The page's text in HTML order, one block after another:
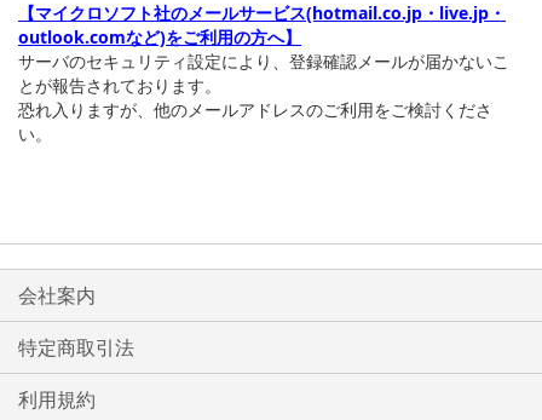
【マイクロソフト社のメールサービス(hotmail.co.jp・live.jp・
outlook.comなど)をご利用の方へ】
サーバのセキュリティ設定により、登録確認メールが届かないこ
とが報告されております。
恐れ入りますが、他のメールアドレスのご利用をご検討くださ
い。
会社案内
特定商取引法
利用規約